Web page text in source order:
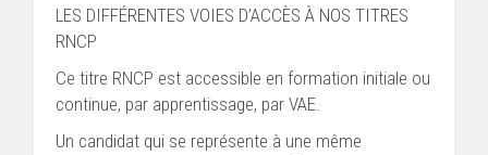
LES DIFFÉRENTES VOIES D’ACCÈS À NOS TITRES
RNCP
Ce titre RNCP est accessible en formation initiale ou
continue, par apprentissage, par VAE.
Un candidat qui se représente à une même